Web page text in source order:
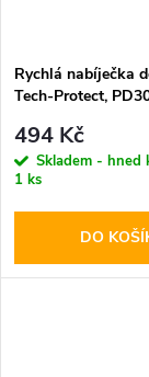
Rychlá nabíječka
Tech-Protect,
494 Kč
Skladem - hned
1 ks
DO